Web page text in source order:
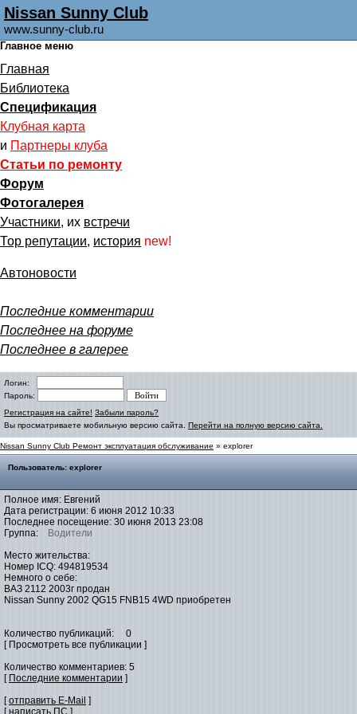
Nissan Sunny Club
www.sunny-club.ru
Главное меню
Главная
Библиотека
Спецификация
Клубная карта
и Партнеры клуба
Статьи по ремонту
Форум
Фотогалерея
Участники, их встречи
Тор репутации, история new!
Автоновости
Последние комментарии
Последнее на форуме
Последнее в галерее
Логин:
Пароль:
Регистрация на сайте! Забыли пароль?
Вы просматриваете мобильную версию сайта. Перейти на полную версию сайта.
Nissan Sunny Club Ремонт эксплуатация обслуживание » explorer
Пользователь: explorer
Полное имя: Евгений
Дата регистрации: 6 июня 2012 10:33
Последнее посещение: 30 июня 2013 23:08
Группа:
Водители
Место жительства:
Номер ICQ: 494819534
Немного о себе:
ВАЗ 2112 2003г продан
Nissan Sunny 2002 QG15 FNB15 4WD приобретен
Количество публикаций: 0
[ Просмотреть все публикации ]
Количество комментариев: 5
[ Последние комментарии ]
[отправить E-Mail ]
[ написать ПС ]